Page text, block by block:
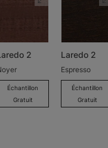
2
Échantillon
Gratuit
Laredo 2
Espresso
Échantillon
Gratuit